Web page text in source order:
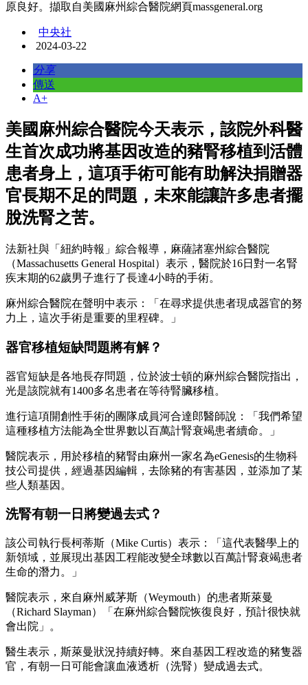
原良好。擷取自美國麻州綜合醫院網頁massgeneral.org
中央社
2024-03-22
分享
傳送
A+
美國麻州綜合醫院今天表示，該院外科醫
生首次成功將基因改造的豬腎移植到活體
患者身上，這項手術可能有助解決捐贈器
官長期不足的問題，未來能讓許多患者擺
脫洗腎之苦。
法新社與「紐約時報」綜合報導，麻薩諸塞州綜合醫院
（Massachusetts General Hospital）表示，醫院於16日對一名腎
疾末期的62歲男子進行了長達4小時的手術。
麻州綜合醫院在聲明中表示：「在尋求提供患者現成器官的努
力上，這次手術是重要的里程碑。」
器官移植短缺問題將有解？
器官短缺是各地長存問題，位於波士頓的麻州綜合醫院指出，
光是該院就有1400多名患者在等待腎臟移植。
進行這項開創性手術的團隊成員河合達郎醫師說：「我們希望
這種移植方法能為全世界數以百萬計腎衰竭患者續命。」
醫院表示，用於移植的豬腎由麻州一家名為eGenesis的生物科
技公司提供，經過基因編輯，去除豬的有害基因，並添加了某
些人類基因。
洗腎有朝一日將變過去式？
該公司執行長柯蒂斯（Mike Curtis）表示：「這代表醫學上的
新領域，並展現出基因工程能改變全球數以百萬計腎衰竭患者
生命的潛力。」
醫院表示，來自麻州威茅斯（Weymouth）的患者斯萊曼
（Richard Slayman）「在麻州綜合醫院恢復良好，預計很快就
會出院」。
醫生表示，斯萊曼狀況持續好轉。來自基因工程改造的豬隻器
官，有朝一日可能會讓血液透析（洗腎）變成過去式。